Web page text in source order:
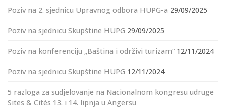
Poziv na 2. sjednicu Upravnog odbora HUPG-a 29/09/2025
Poziv na sjednicu Skupštine HUPG 29/09/2025
Poziv na konferenciju „Baština i održivi turizam“ 12/11/2024
Poziv na sjednicu Skupštine HUPG 12/11/2024
5 razloga za sudjelovanje na Nacionalnom kongresu udruge
Sites & Cités 13. i 14. lipnja u Angersu